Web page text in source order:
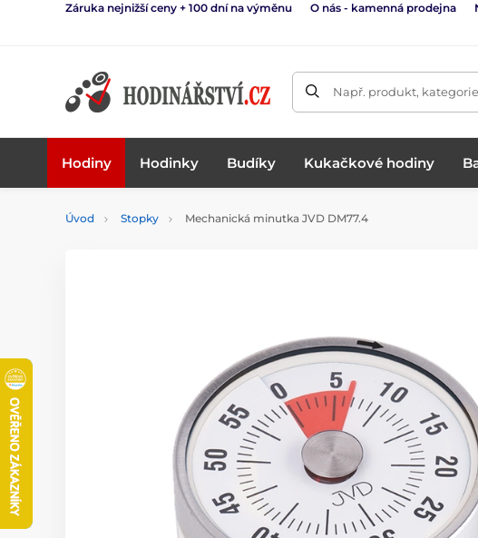
Záruka nejnižší ceny + 100 dní na výměnu O nás - kamenná prodejna
Např. produkt, kategorie
Hodiny Hodinky Budíky Kukačkové hodiny
Úvod Stopky Mechanická minutka JVD DM77.4